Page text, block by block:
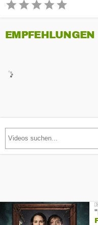
EMPFEHLUNGEN